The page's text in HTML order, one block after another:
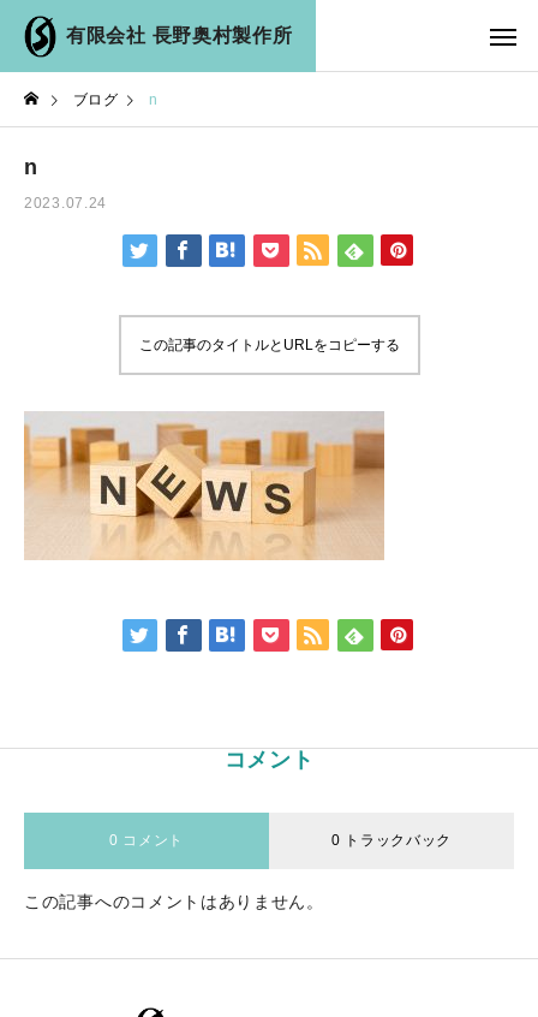
有限会社 長野奥村製作所
ブログ n
n
2023.07.24
この記事のタイトルとURLをコピーする
コメント
0 コメント 0 トラックバック
この記事へのコメントはありません。